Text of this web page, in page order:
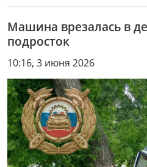
Машина врезалась в
подросток
10:16, 3 июня 2026